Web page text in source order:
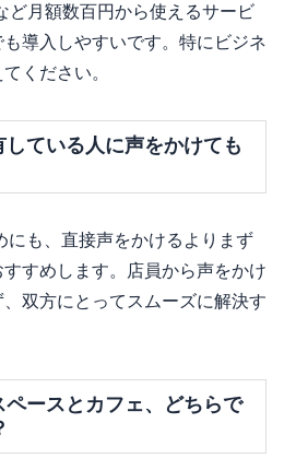
ど月額数百円から使えるサービ
導入しやすいです。特にビジネ
ください。
ている人に声をかけても
にも、直接声をかけるよりまず
すめします。店員から声をかけ
双方にとってスムーズに解決す
ースとカフェ、どちらで